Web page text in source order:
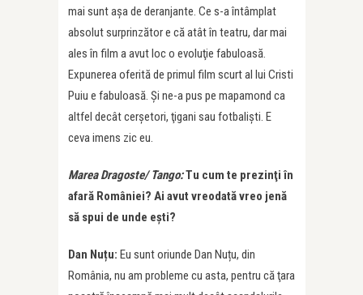
mai sunt aşa de deranjante. Ce s-a întâmplat
absolut surprinzător e că atât în teatru, dar mai
ales în film a avut loc o evoluţie fabuloasă.
Expunerea oferită de primul film scurt al lui Cristi
Puiu e fabuloasă. Şi ne-a pus pe mapamond ca
altfel decât cerşetori, ţigani sau fotbalişti. E
ceva imens zic eu.
Marea Dragoste/ Tango:Tu cum te prezinţi în
afară României? Ai avut vreodată vreo jenă
să spui de unde ești?
Dan Nuțu: Eu sunt oriunde Dan Nuțu, din
România, nu am probleme cu asta, pentru că ţara